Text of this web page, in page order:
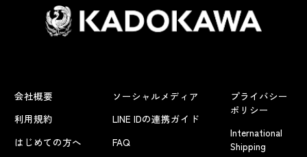
会社概要
利用規約
はじめての方へ
ソーシャルメディア
LINE IDの連携ガイド
FAQ
プライバシー
ポリシー
International
Shipping